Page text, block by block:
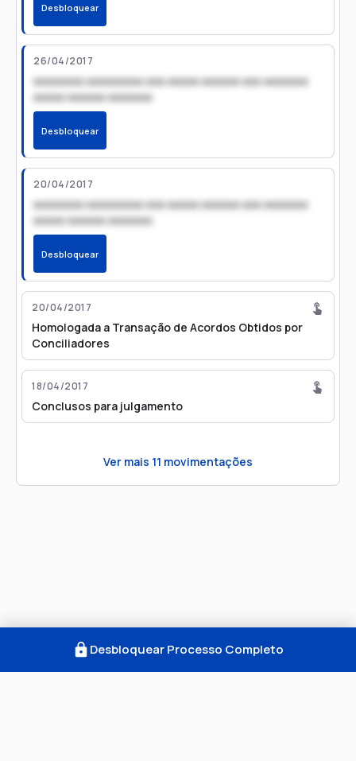
Desbloquear
26/04/2017
xxxxxxxx xxxxxxxxx xxx xxxxx xxxxxx xxx xxxxxxx
xxxxx xxxxxx xxxxxxx
Desbloquear
20/04/2017
xxxxxxxx xxxxxxxxx xxx xxxxx xxxxxx xxx xxxxxxx
xxxxx xxxxxx xxxxxxx
Desbloquear
20/04/2017
Homologada a Transação de Acordos Obtidos por
Conciliadores
18/04/2017
Conclusos para julgamento
Ver mais 11 movimentações
Desbloquear Processo Completo